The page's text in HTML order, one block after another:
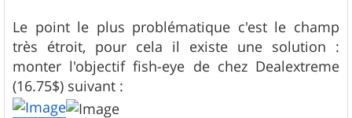
Le point le plus problématique c'est le champ
très étroit, pour cela il existe une solution :
monter l'objectif fish-eye de chez Dealextreme
(16.75$) suivant :